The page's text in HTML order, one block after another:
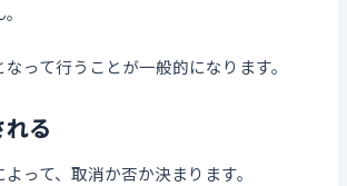
って行うことが一般的になります。
る
って、取消か否か決まります。